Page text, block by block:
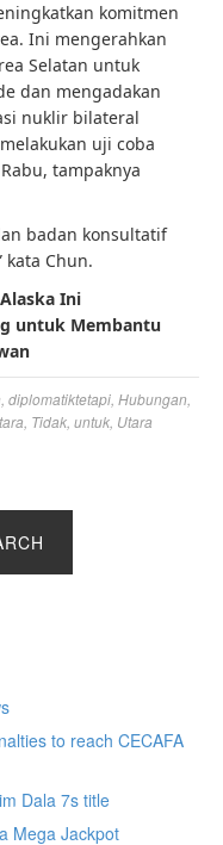
komitmen
Ini mengerahkan
Selatan untuk
dan mengadakan
nuklir bilateral
uji coba
tampaknya
badan konsultatif
Chun.
Ini
untuk Membantu
diplomatiktetapi Hubungan
Tidak untuk Utara
to reach CECAFA
Dala 7s title
Mega Jackpot